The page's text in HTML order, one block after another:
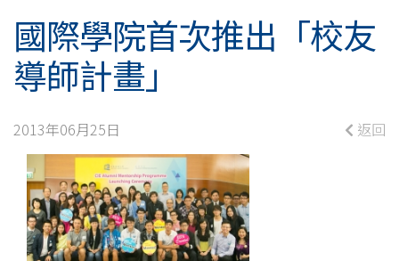
首
次
推
出
「校
友
國際學院首次推出「校友
導師計畫」
2013年06月25日 返回